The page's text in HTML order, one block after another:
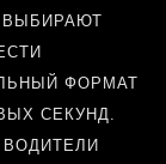
ВЫБИРАЮТ
ФОРМАТ
СЕКУНД.